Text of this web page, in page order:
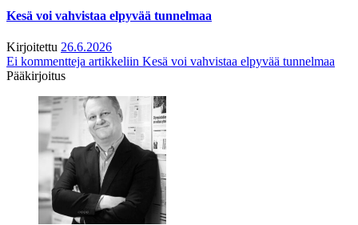
Kesä voi vahvistaa elpyvää tunnelmaa
Kirjoitettu 26.6.2026
Ei kommentteja artikkeliin Kesä voi vahvistaa elpyvää tunnelmaa
Pääkirjoitus